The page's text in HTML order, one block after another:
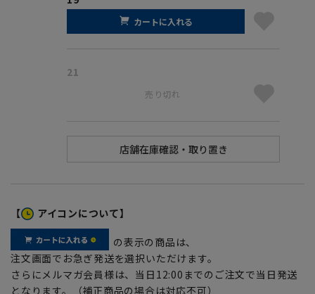
カートに入れる
21
売り切れ
【 アイコンについて】
の表示の商品は、
注文画面でお急ぎ発送を選択いただけます。
さらにメルマガ会員様は、当日12:00までのご注文で当日発送
となります。（補正商品の場合は対応不可）